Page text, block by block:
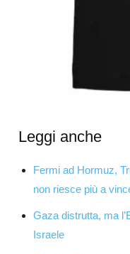
Leggi anche
Fermi ad Hormuz,
non riesce più a
Gaza distrutta, ma
Israele